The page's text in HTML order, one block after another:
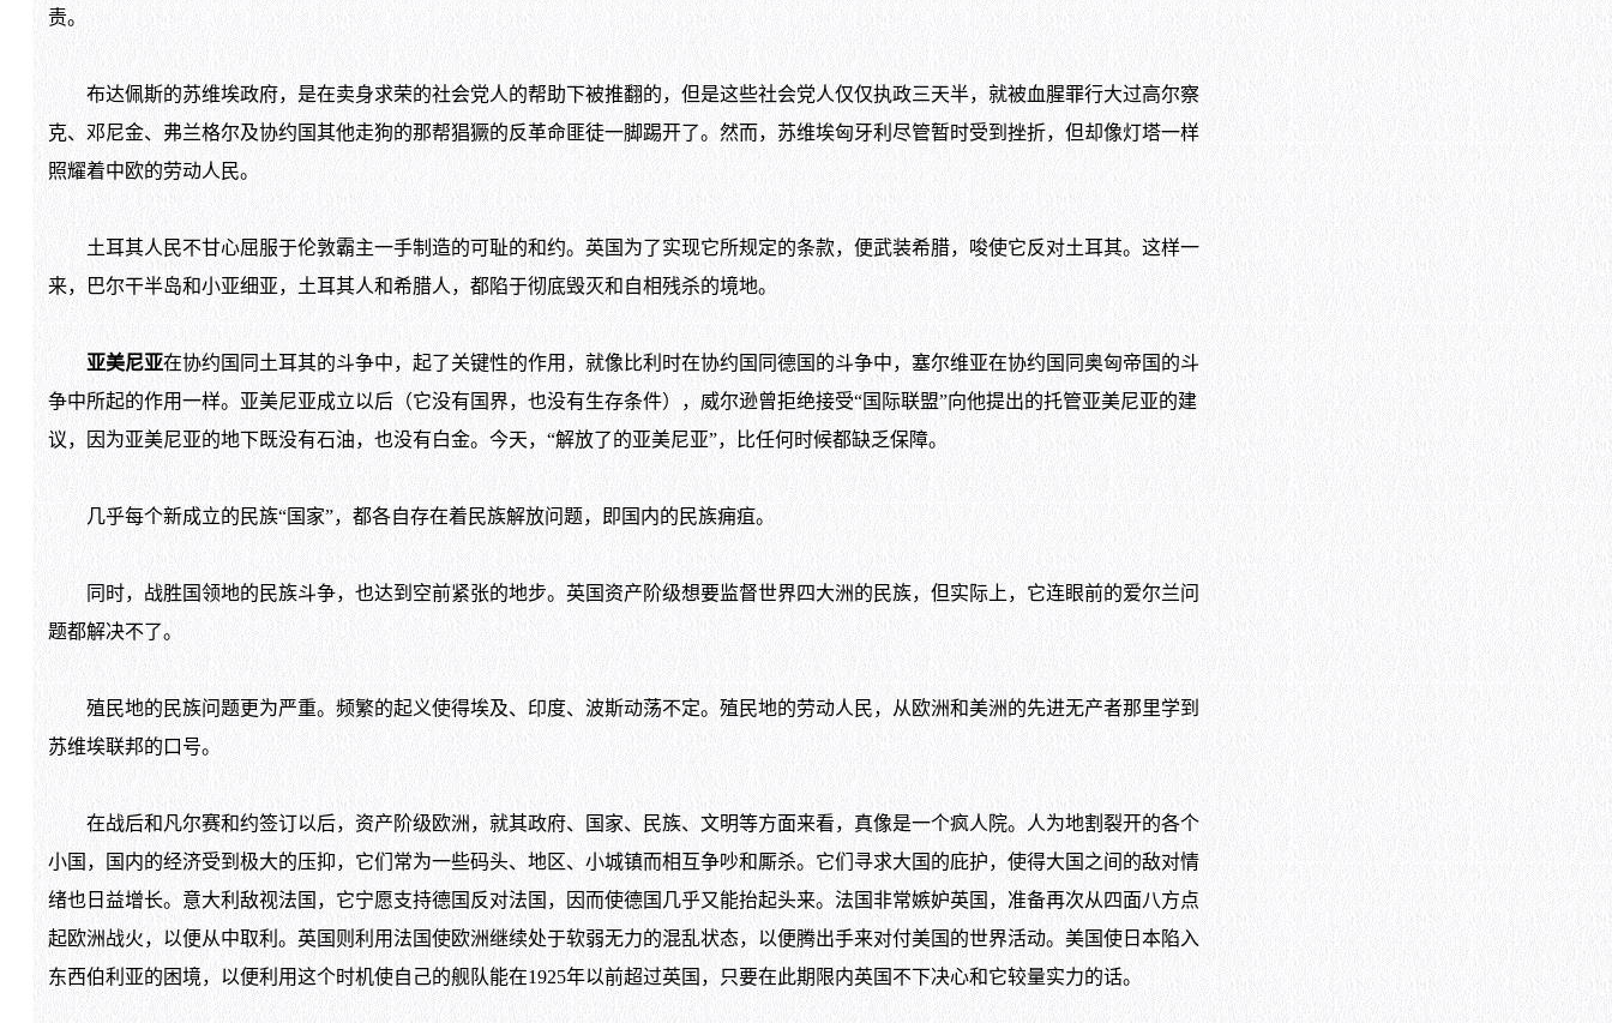
责。
布达佩斯的苏维埃政府，是在卖身求荣的社会党人的帮助下被推翻的，但是这些社会党人仅仅执政三天半，就被血腥罪行大过高尔察
克、邓尼金、弗兰格尔及协约国其他走狗的那帮猖獗的反革命匪徒一脚踢开了。然而，苏维埃匈牙利尽管暂时受到挫折，但却像灯塔一样
照耀着中欧的劳动人民。
土耳其人民不甘心屈服于伦敦霸主一手制造的可耻的和约。英国为了实现它所规定的条款，便武装希腊，唆使它反对土耳其。这样一
来，巴尔干半岛和小亚细亚，土耳其人和希腊人，都陷于彻底毁灭和自相残杀的境地。
亚美尼亚在协约国同土耳其的斗争中，起了关键性的作用，就像比利时在协约国同德国的斗争中，塞尔维亚在协约国同奥匈帝国的斗
争中所起的作用一样。亚美尼亚成立以后（它没有国界，也没有生存条件），威尔逊曾拒绝接受“国际联盟”向他提出的托管亚美尼亚的建
议，因为亚美尼亚的地下既没有石油，也没有白金。今天，“解放了的亚美尼亚”，比任何时候都缺乏保障。
几乎每个新成立的民族“国家”，都各自存在着民族解放问题，即国内的民族痈疽。
同时，战胜国领地的民族斗争，也达到空前紧张的地步。英国资产阶级想要监督世界四大洲的民族，但实际上，它连眼前的爱尔兰问
题都解决不了。
殖民地的民族问题更为严重。频繁的起义使得埃及、印度、波斯动荡不定。殖民地的劳动人民，从欧洲和美洲的先进无产者那里学到
苏维埃联邦的口号。
在战后和凡尔赛和约签订以后，资产阶级欧洲，就其政府、国家、民族、文明等方面来看，真像是一个疯人院。人为地割裂开的各个
小国，国内的经济受到极大的压抑，它们常为一些码头、地区、小城镇而相互争吵和厮杀。它们寻求大国的庇护，使得大国之间的敌对情
绪也日益增长。意大利敌视法国，它宁愿支持德国反对法国，因而使德国几乎又能抬起头来。法国非常嫉妒英国，准备再次从四面八方点
起欧洲战火，以便从中取利。英国则利用法国使欧洲继续处于软弱无力的混乱状态，以便腾出手来对付美国的世界活动。美国使日本陷入
东西伯利亚的困境，以便利用这个时机使自己的舰队能在1925年以前超过英国，只要在此期限内英国不下决心和它较量实力的话。